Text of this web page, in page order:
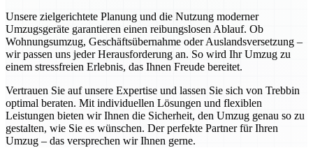
Unsere zielgerichtete Planung und die Nutzung moderner
Umzugsgeräte garantieren einen reibungslosen Ablauf. Ob
Wohnungsumzug, Geschäftsübernahme oder Auslandsversetzung –
wir passen uns jeder Herausforderung an. So wird Ihr Umzug zu
einem stressfreien Erlebnis, das Ihnen Freude bereitet.
Vertrauen Sie auf unsere Expertise und lassen Sie sich von Trebbin
optimal beraten. Mit individuellen Lösungen und flexiblen
Leistungen bieten wir Ihnen die Sicherheit, den Umzug genau so zu
gestalten, wie Sie es wünschen. Der perfekte Partner für Ihren
Umzug – das versprechen wir Ihnen gerne.